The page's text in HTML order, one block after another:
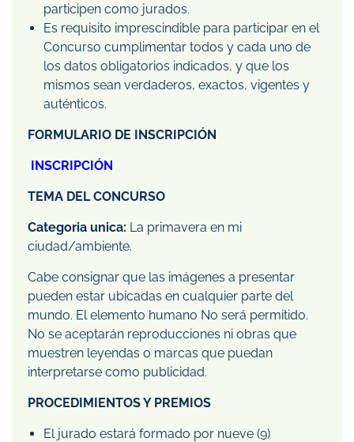
participen como jurados.
Es requisito imprescindible para participar en el
Concurso cumplimentar todos y cada uno de
los datos obligatorios indicados, y que los
mismos sean verdaderos, exactos, vigentes y
auténticos.
FORMULARIO DE INSCRIPCIÓN
INSCRIPCIÓN
TEMA DEL CONCURSO
Categoria unica: La primavera en mi
ciudad/ambiente.
Cabe consignar que las imágenes a presentar
pueden estar ubicadas en cualquier parte del
mundo. El elemento humano No será permitido.
No se aceptarán reproducciones ni obras que
muestren leyendas o marcas que puedan
interpretarse como publicidad.
PROCEDIMIENTOS Y PREMIOS
El jurado estará formado por nueve (9)